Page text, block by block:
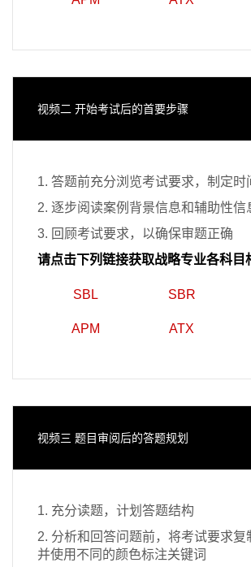
视频二 开始考试后的首要步骤
1. 答题前充分浏览考试要求，制定时
2. 逐步阅读案例背景信息和辅助性信
3. 回顾考试要求，以确保审题正确
请点击下列链接获取战略专业各科目
SBL SBR
APM ATX
视频三 题目审阅后的答题规划
1. 充分读题，计划答题结构
2. 分析和回答问题前，将考试要求复
并使用不同的颜色标注关键词